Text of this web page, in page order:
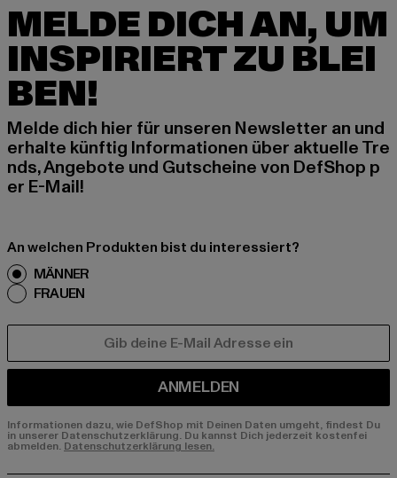
MELDE DICH AN, UM
INSPIRIERT ZU BLEI
BEN!
Melde dich hier für unseren Newsletter an und
erhalte künftig Informationen über aktuelle Tre
nds, Angebote und Gutscheine von DefShop p
er E-Mail!
An welchen Produkten bist du interessiert?
MÄNNER
FRAUEN
ANMELDEN
Informationen dazu, wie DefShop mit Deinen Daten umgeht, findest Du
in unserer Datenschutzerklärung. Du kannst Dich jederzeit kostenfei
abmelden. Datenschutzerklärung lesen.